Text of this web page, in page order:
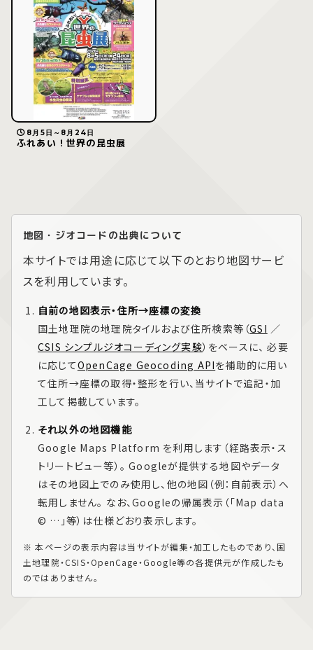
8月5日～8月24日
ふれあい！世界の昆虫展
地図・ジオコードの出典について
本サイトでは用途に応じて以下のとおり地図サービ
スを利用しています。
自前の地図表示・住所→座標の変換
国土地理院の地理院タイルおよび住所検索等（GSI ／
CSIS シンプルジオコーディング実験）をベースに、 必要
に応じてOpenCage Geocoding APIを補助的に用い
て住所→座標の取得・整形を行い、当サイトで追記・加
工して掲載しています。
それ以外の地図機能
Google Maps Platform を利用します（経路表示・ス
トリートビュー等）。 Googleが提供する地図やデータ
はその地図上でのみ使用し、他の地図（例：自前表示）へ
転用しません。 なお、Googleの帰属表示（「Map data
© …」等）は仕様どおり表示します。
※ 本ページの表示内容は当サイトが編集・加工したものであり、国
土地理院・CSIS・OpenCage・Google等の各提供元が作成したも
のではありません。